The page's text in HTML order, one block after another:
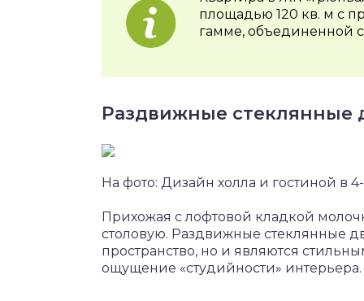
площадью 120 кв. м с
гамме, объединенной
Раздвижные стеклянные
На фото: Дизайн холла и гостиной в
Прихожая с лофтовой кладкой
столовую. Раздвижные стеклянные
пространство, но и являются
ощущение «студийности» интерьера.